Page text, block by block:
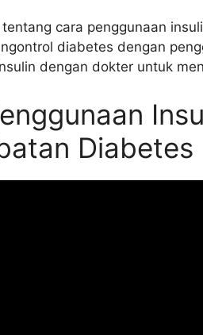
cara penggunaan
diabetes dengan
dengan dokter untuk
Diabetes